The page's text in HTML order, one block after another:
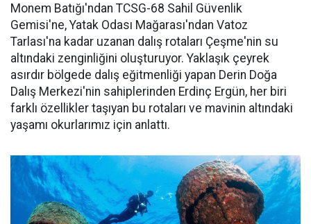
Monem Batığı'ndan TCSG-68 Sahil Güvenlik
Gemisi'ne, Yatak Odası Mağarası'ndan Vatoz
Tarlası'na kadar uzanan dalış rotaları Çeşme'nin su
altındaki zenginliğini oluşturuyor. Yaklaşık çeyrek
asırdır bölgede dalış eğitmenliği yapan Derin Doğa
Dalış Merkezi'nin sahiplerinden Erdinç Ergün, her biri
farklı özellikler taşıyan bu rotaları ve mavinin altındaki
yaşamı okurlarımız için anlattı.